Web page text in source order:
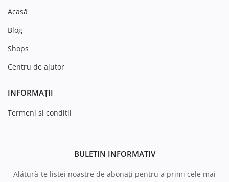
Acasă
Blog
Shops
Centru de ajutor
INFORMAȚII
Termeni si conditii
BULETIN INFORMATIV
Alătură-te listei noastre de abonați pentru a primi cele mai